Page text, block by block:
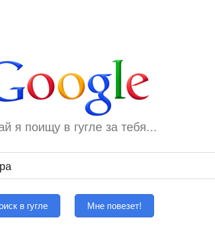
я поищу в гугле за тебя...
в гугле Мне повезет!